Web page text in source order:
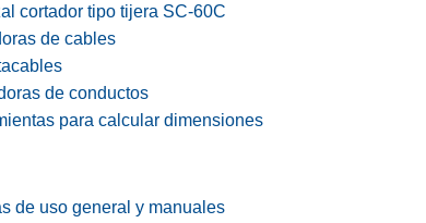
cortador tipo tijera SC-60C
de cables
de conductos
para calcular dimensiones
de uso general y manuales